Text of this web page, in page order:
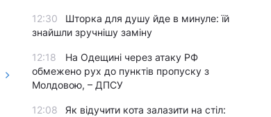
12:30
Шторка для душу йде в минуле: їй
знайшли зручнішу заміну
12:18
На Одещині через атаку РФ
обмежено рух до пунктів пропуску з
Молдовою, – ДПСУ
12:08
Як відучити кота залазити на стіл: